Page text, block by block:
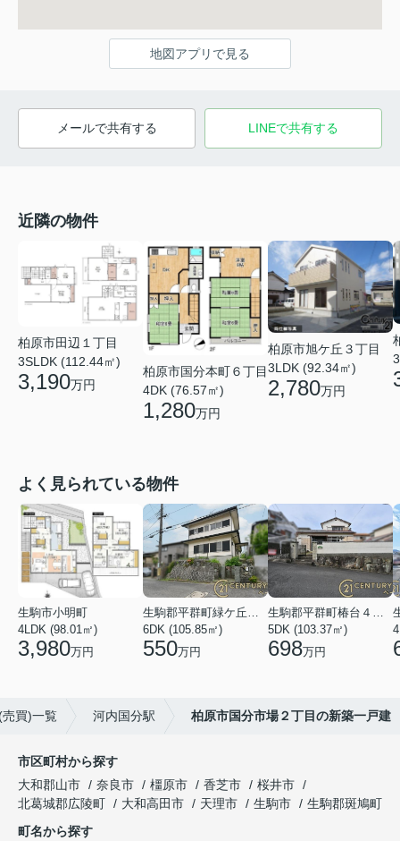
地図アプリで見る
メールで共有する LINEで共有する
近隣の物件
柏原市田辺１丁目
3SLDK (112.44㎡)
3,190万円
柏原市国分本町６丁目
4DK (76.57㎡)
1,280万円
柏原市旭ケ丘３丁目
3LDK (92.34㎡)
2,780万円
よく見られている物件
生駒市小明町
4LDK (98.01㎡)
3,980万円
生駒郡平群町緑ケ丘５丁目
6DK (105.85㎡)
550万円
生駒郡平群町椿台４丁目
5DK (103.37㎡)
698万円
買)一覧 河内国分駅 柏原市国分市場２丁目の新築一戸建
市区町村から探す
大和郡山市
奈良市 橿原市 香芝市
桜井市
北葛城郡広陵町
大和高田市 天理市 生駒市
生駒郡斑鳩町
町名から探す